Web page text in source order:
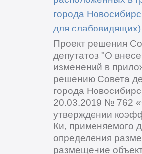
города
для слабовидящих)
Проект решения
депутатов "О
изменений в
решению Совета
города
20.03.2019 № 762
утверждении
Ки, применяемого
определения
размещение